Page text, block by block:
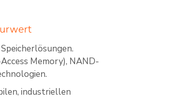
Memory), NAND-
industriellen